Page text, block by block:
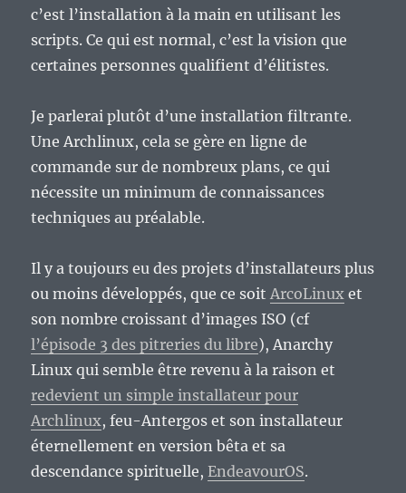
c’est l’installation à la main en utilisant les
scripts. Ce qui est normal, c’est la vision que
certaines personnes qualifient d’élitistes.
Je parlerai plutôt d’une installation filtrante.
Une Archlinux, cela se gère en ligne de
commande sur de nombreux plans, ce qui
nécessite un minimum de connaissances
techniques au préalable.
Il y a toujours eu des projets d’installateurs plus
ou moins développés, que ce soitArcoLinux et
son nombre croissant d’images ISO (cf
l’épisode 3 des pitreries du libre), Anarchy
Linux qui semble être revenu à la raison et
redevient un simple installateur pour
Archlinux, feu-Antergos et son installateur
éternellement en version bêta et sa
descendance spirituelle,EndeavourOS.